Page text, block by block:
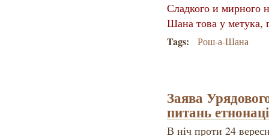
Сладкого и мирного
Шана това у метука,
Tags: Рош-а-Шана
Заява
питань
В ніч проти 24